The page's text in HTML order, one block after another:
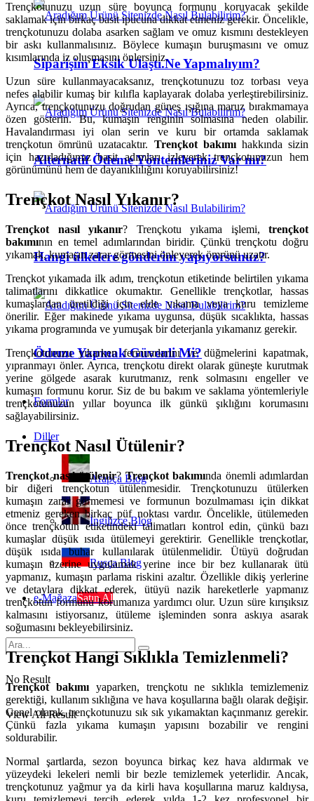
Siparişim Eksik Ulaştı.Ne Yapmalıyım?
Alternatif Ödeme Yöntemleriniz Var mı?
Hangi ülkelere gönderim yapıyorsunuz?
Ödeme Yapmak Güvenli Mi?
Formlar
Diller
Arapça Blog
İngilizce Blog
Rusça Blog
e-MağazaSatın Al
No Result
View All Result
Trençkotunuzu uzun süre boyunca formunu koruyacak şekilde
saklamak için birkaç basit ipucuna dikkat etmeniz gerekir. Öncelikle,
trençkotunuzu dolaba asarken sağlam ve omuz kısmını destekleyen
bir askı kullanmalısınız. Böylece kumaşın buruşmasını ve omuz
kısımlarında iz oluşmasını önlersiniz.
Uzun süre kullanmayacaksanız, trençkotunuzu toz torbası veya
nefes alabilir kumaş bir kılıfla kaplayarak dolaba yerleştirebilirsiniz.
Ayrıca, trençkotunuzu doğrudan güneş ışığına maruz bırakmamaya
özen gösterin. Bu, kumaşın renginin solmasına neden olabilir.
Havalandırması iyi olan serin ve kuru bir ortamda saklamak
trençkotun ömrünü uzatacaktır. Trençkot bakımıhakkında sizin
için hazırladığımız basit adımları izleyerek trençkotunuzun hem
görünümünü hem de dayanıklılığını koruyabilirsiniz!
Trençkot Nasıl Yıkanır?
Trençkot nasıl yıkanır? Trençkotu yıkama işlemi, trençkot
bakımının en temel adımlarından biridir. Çünkü trençkotu doğru
yıkamak, kumaşın zarar görmesini önleyerek ömrünü uzatır.
Trençkot yıkamada ilk adım, trençkotun etiketinde belirtilen yıkama
talimatlarını dikkatlice okumaktır. Genellikle trençkotlar, hassas
kumaşlardan üretildiği için elde yıkama veya kuru temizleme
önerilir. Eğer makinede yıkama uygunsa, düşük sıcaklıkta, hassas
yıkama programında ve yumuşak bir deterjanla yıkamanız gerekir.
Trençkotunuzu yıkarken fermuarlarını ve düğmelerini kapatmak,
yıpranmayı önler. Ayrıca, trençkotu direkt olarak güneşte kurutmak
yerine gölgede asarak kurutmanız, renk solmasını engeller ve
kumaşın formunu korur. Siz de bu bakım ve saklama yöntemleriyle
trençkotunuzun yıllar boyunca ilk günkü şıklığını korumasını
sağlayabilirsiniz.
Trençkot Nasıl Ütülenir?
Trençkot nasıl ütülenir?Trençkot bakımında önemli adımlardan
bir diğeri trençkotun ütülenmesidir. Trençkotunuzu ütülerken
kumaşın zarar görmemesi ve formunun bozulmaması için dikkat
etmeniz gereken birkaç püf noktası vardır. Öncelikle, ütülemeden
önce trençkotun etiketindeki talimatları kontrol edin, çünkü bazı
kumaşlar düşük ısıda ütülemeyi gerektirir. Genellikle trençkotlar,
düşük ısıda buhar kullanılarak ütülenmelidir. Ütüyü doğrudan
kumaşın üzerine uygulamak yerine ince bir bez kullanarak ütü
yapmanız, kumaşın parlama riskini azaltır. Özellikle dikiş yerlerine
ve detaylara dikkat ederek, ütüyü nazik hareketlerle yapmanız
trençkotun formunu korumanıza yardımcı olur. Uzun süre kırışıksız
kalmasını istiyorsanız, ütüleme işleminden sonra askıya asarak
soğumasını bekleyebilirsiniz.
Trençkot Hangi Sıklıkla Temizlenmeli?
Trençkot bakımıyaparken, trençkotu ne sıklıkla temizlemeniz
gerektiği, kullanım sıklığına ve hava koşullarına bağlı olarak değişir.
Genel olarak, trençkotunuzu sık sık yıkamaktan kaçınmanız gerekir.
Çünkü fazla yıkama kumaşın yapısını bozabilir ve rengini
soldurabilir.
Normal şartlarda, sezon boyunca birkaç kez hava aldırmak ve
yüzeydeki lekeleri nemli bir bezle temizlemek yeterlidir. Ancak,
trençkotunuz yağmur ya da kirli hava koşullarına maruz kaldıysa,